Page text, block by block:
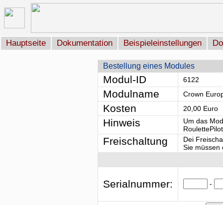
Hauptseite Dokumentation Beispieleinstellungen
Bestellung eines Modules
Modul-ID 6122
Modulname Crown
Kosten 20,00 Euro
Hinweis
Um das
Freischaltung
Dei
Sie müssen
Serialnummer: -